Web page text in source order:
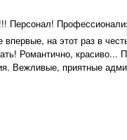
Персонал!
на этот раз в
Романтично, красиво...
Вежливые, приятные